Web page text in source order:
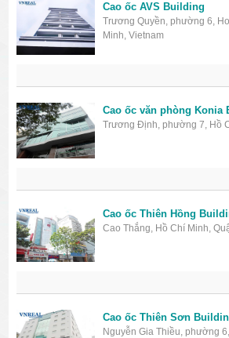
Cao ốc AVS Building
Trương Quyền, phường 6,
Minh, Vietnam
Cao ốc văn phòng Konia
Trương Định, phường 7, Hồ
Cao ốc Thiên Hồng
Cao Thắng, Hồ Chí Minh,
Cao ốc Thiên Sơn
Nguyễn Gia Thiều, phường